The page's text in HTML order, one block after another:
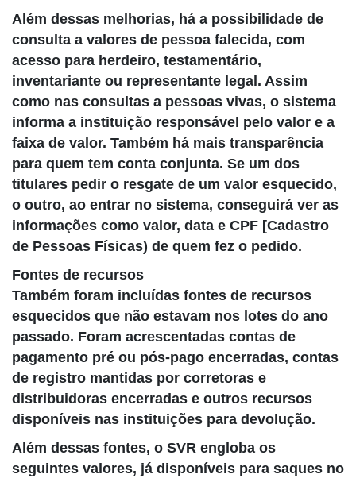
Além dessas melhorias, há a possibilidade de
consulta a valores de pessoa falecida, com
acesso para herdeiro, testamentário,
inventariante ou representante legal. Assim
como nas consultas a pessoas vivas, o sistema
informa a instituição responsável pelo valor e a
faixa de valor. Também há mais transparência
para quem tem conta conjunta. Se um dos
titulares pedir o resgate de um valor esquecido,
o outro, ao entrar no sistema, conseguirá ver as
informações como valor, data e CPF [Cadastro
de Pessoas Físicas) de quem fez o pedido.
Fontes de recursos
Também foram incluídas fontes de recursos
esquecidos que não estavam nos lotes do ano
passado. Foram acrescentadas contas de
pagamento pré ou pós-pago encerradas, contas
de registro mantidas por corretoras e
distribuidoras encerradas e outros recursos
disponíveis nas instituições para devolução.
Além dessas fontes, o SVR engloba os
seguintes valores, já disponíveis para saques no